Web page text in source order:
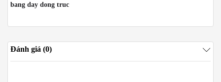
bang day dong truc
Đánh giá (0)